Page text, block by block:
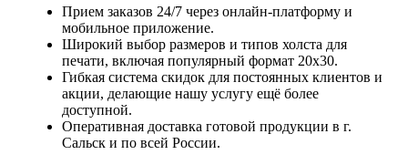
Прием заказов 24/7 через онлайн-платформу и
мобильное приложение.
Широкий выбор размеров и типов холста для
печати, включая популярный формат 20х30.
Гибкая система скидок для постоянных клиентов и
акции, делающие нашу услугу ещё более
доступной.
Оперативная доставка готовой продукции в г.
Сальск и по всей России.